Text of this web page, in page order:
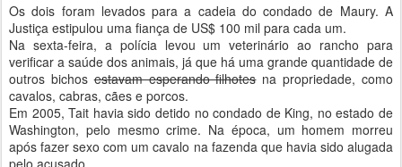
Os dois foram levados para a cadeia do condado de Maury. A
Justiça estipulou uma fiança de US$ 100 mil para cada um.
Na sexta-feira, a polícia levou um veterinário ao rancho para
verificar a saúde dos animais, já que há uma grande quantidade de
outros bichosestavam esperando filhotesna propriedade, como
cavalos, cabras, cães e porcos.
Em 2005, Tait havia sido detido no condado de King, no estado de
Washington, pelo mesmo crime. Na época, um homem morreu
após fazer sexo com um cavalo na fazenda que havia sido alugada
pelo acusado.